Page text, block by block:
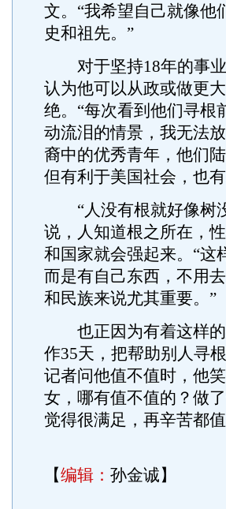
文。“我希望自己就像他
史和祖先。”
对于坚持18年的事业
认为他可以从政或做更
绝。“每次看到他们寻根
动流泪的情景，我无法
裔中的优秀青年，他们
但有利于美国社会，也
“人没有根就好像树
说，人知道根之所在，
和国家就会强起来。“这
而是有自己东西，不用
和民族来说尤其重要。”
也正因为有着这样的
作35天，把帮助别人寻
记者问他值不值时，他
女，哪有值不值的？做
觉得很满足，再辛苦都
【编辑： 孙金诚】